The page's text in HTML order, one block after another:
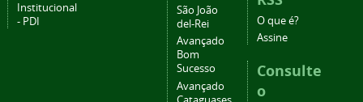
Institucional
- PDI
São João
del-Rei
Avançado
Bom
Sucesso
Avançado
O que é?
Assine
Consulte
o